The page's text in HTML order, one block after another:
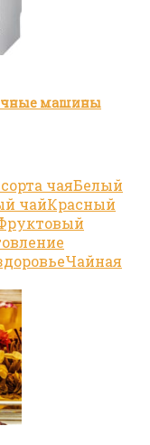
машины
чаяБелый
чайКрасный
Чайная